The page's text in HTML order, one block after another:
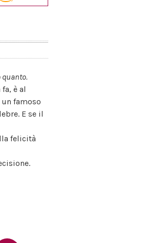
quanto.
è al
famoso
E se il
felicità